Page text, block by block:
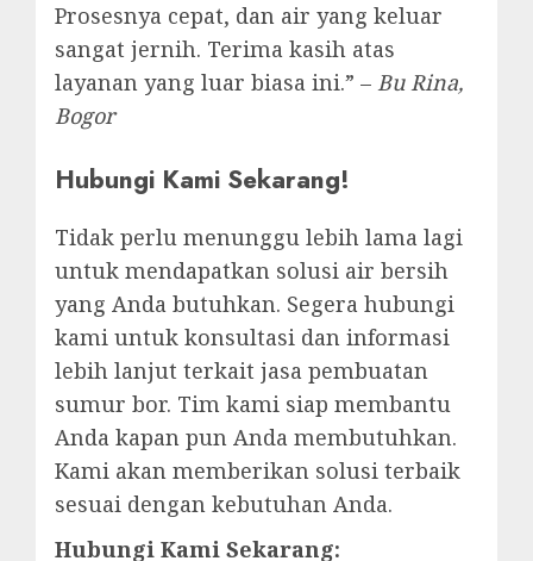
Prosesnya cepat, dan air yang keluar
sangat jernih. Terima kasih atas
layanan yang luar biasa ini.” – Bu Rina,
Bogor
Hubungi Kami Sekarang!
Tidak perlu menunggu lebih lama lagi
untuk mendapatkan solusi air bersih
yang Anda butuhkan. Segera hubungi
kami untuk konsultasi dan informasi
lebih lanjut terkait jasa pembuatan
sumur bor. Tim kami siap membantu
Anda kapan pun Anda membutuhkan.
Kami akan memberikan solusi terbaik
sesuai dengan kebutuhan Anda.
Hubungi Kami Sekarang: